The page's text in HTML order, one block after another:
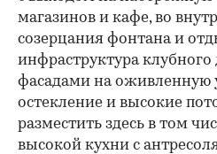
магазинов и кафе, во
созерцания фонтана и
инфраструктура
фасадами на оживленную
остекление и высокие
разместить здесь в том
высокой кухни с